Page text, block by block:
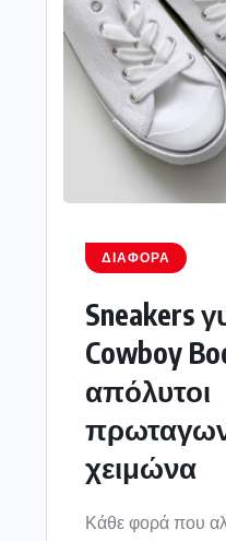
ΔΙΆΦΟΡΑ
Sneakers
Cowboy
απόλυτοι
χειμώνα
Κάθε φορά που